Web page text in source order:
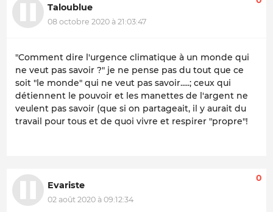
Taloublue
08 octobre 2020 à 21:03:47
"Comment dire l'urgence climatique à un monde qui
ne veut pas savoir ?" je ne pense pas du tout que ce
soit "le monde" qui ne veut pas savoir.....; ceux qui
détiennent le pouvoir et les manettes de l'argent ne
veulent pas savoir (que si on partageait, il y aurait du
travail pour tous et de quoi vivre et respirer "propre"!
Evariste
02 août 2020 à 09:12:34
0